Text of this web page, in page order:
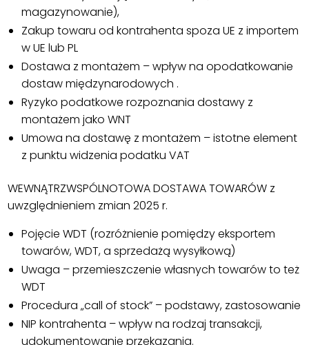
magazynowanie),
Zakup towaru od kontrahenta spoza UE z importem
w UE lub PL
Dostawa z montażem – wpływ na opodatkowanie
dostaw międzynarodowych .
Ryzyko podatkowe rozpoznania dostawy z
montażem jako WNT
Umowa na dostawę z montażem – istotne element
z punktu widzenia podatku VAT
WEWNĄTRZWSPÓLNOTOWA DOSTAWA TOWARÓW z
uwzględnieniem zmian 2025 r.
Pojęcie WDT (rozróżnienie pomiędzy eksportem
towarów, WDT, a sprzedażą wysyłkową)
Uwaga – przemieszczenie własnych towarów to też
WDT
Procedura „call of stock” – podstawy, zastosowanie
NIP kontrahenta – wpływ na rodzaj transakcji,
udokumentowanie przekazania.